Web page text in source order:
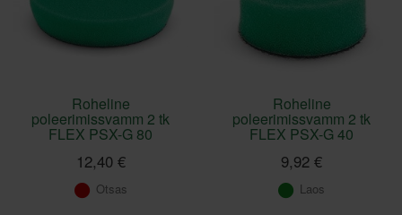
Roheline
poleerimissvamm 2 tk
FLEX PSX-G 80
12,40 €
Otsas
Roheline
poleerimissvamm 2 tk
FLEX PSX-G 40
9,92 €
Laos